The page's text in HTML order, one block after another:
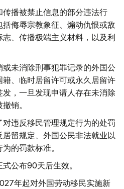
播被禁止信息的部分违法行
侮辱宗教象征、煽动仇恨或敌
、传播极端主义材料，以及利
未消除刑事犯罪记录的外国公
、临时居留许可或永久居留许
，一旦发现申请人存在未消除
销。
违反移民管理规定行为的处罚
留规定、外国公民非法就业以
的罚款标准。
公布90天后生效。
年起对外国劳动移民实施新